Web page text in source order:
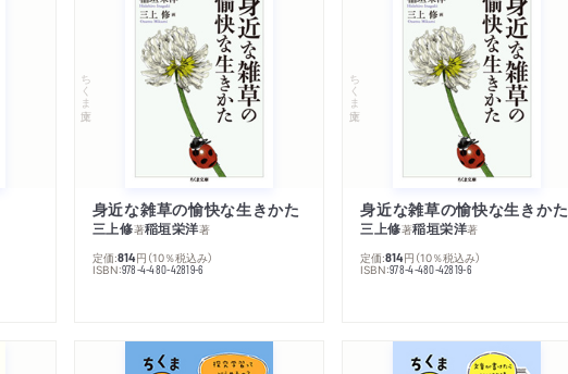
ちくま文庫
身近な雑草の愉快な生きかた
三上修著稲垣栄洋著
定価:814円 （10％税込み）
ISBN:978-4-480-42819-6
ちくま文庫
身近な雑草の愉快な生きかた
三上修著稲垣栄洋著
定価:814円 （10％税込み）
ISBN:978-4-480-42819-6